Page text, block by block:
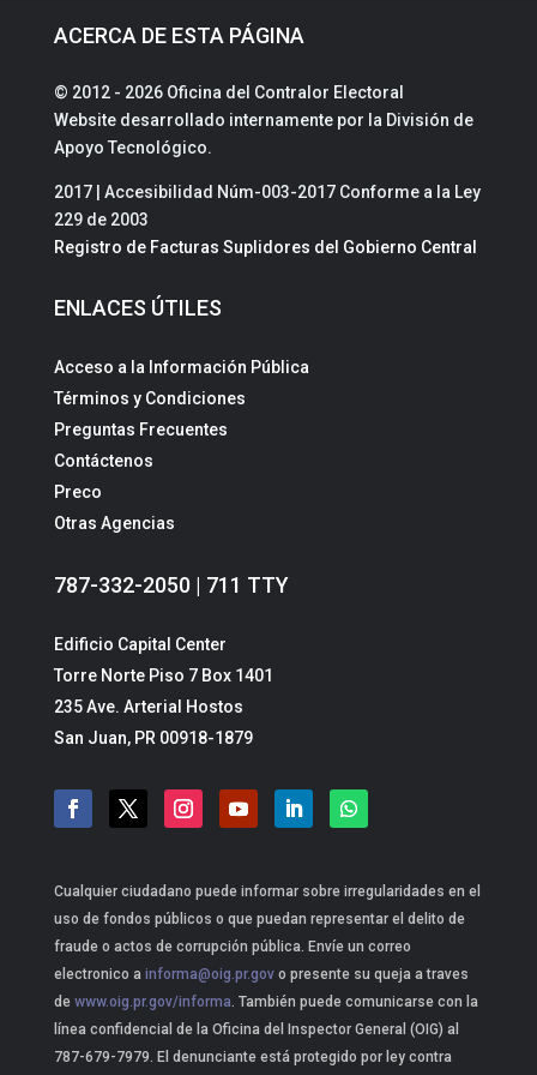
ACERCA DE ESTA PÁGINA
© 2012 - 2026 Oficina del Contralor Electoral
Website desarrollado internamente por la División de
Apoyo Tecnológico.
2017 | Accesibilidad Núm-003-2017 Conforme a la Ley
229 de 2003
Registro de Facturas Suplidores del Gobierno Central
ENLACES ÚTILES
Acceso a la Información Pública
Términos y Condiciones
Preguntas Frecuentes
Contáctenos
Preco
Otras Agencias
787-332-2050 | 711 TTY
Edificio Capital Center
Torre Norte Piso 7 Box 1401
235 Ave. Arterial Hostos
San Juan, PR 00918-1879
Cualquier ciudadano puede informar sobre irregularidades en el
uso de fondos públicos o que puedan representar el delito de
fraude o actos de corrupción pública. Envíe un correo
electronico a informa@oig.pr.govo presente su queja a traves
dewww.oig.pr.gov/informa. También puede comunicarse con la
línea confidencial de la Oficina del Inspector General (OIG) al
787-679-7979. El denunciante está protegido por ley contra